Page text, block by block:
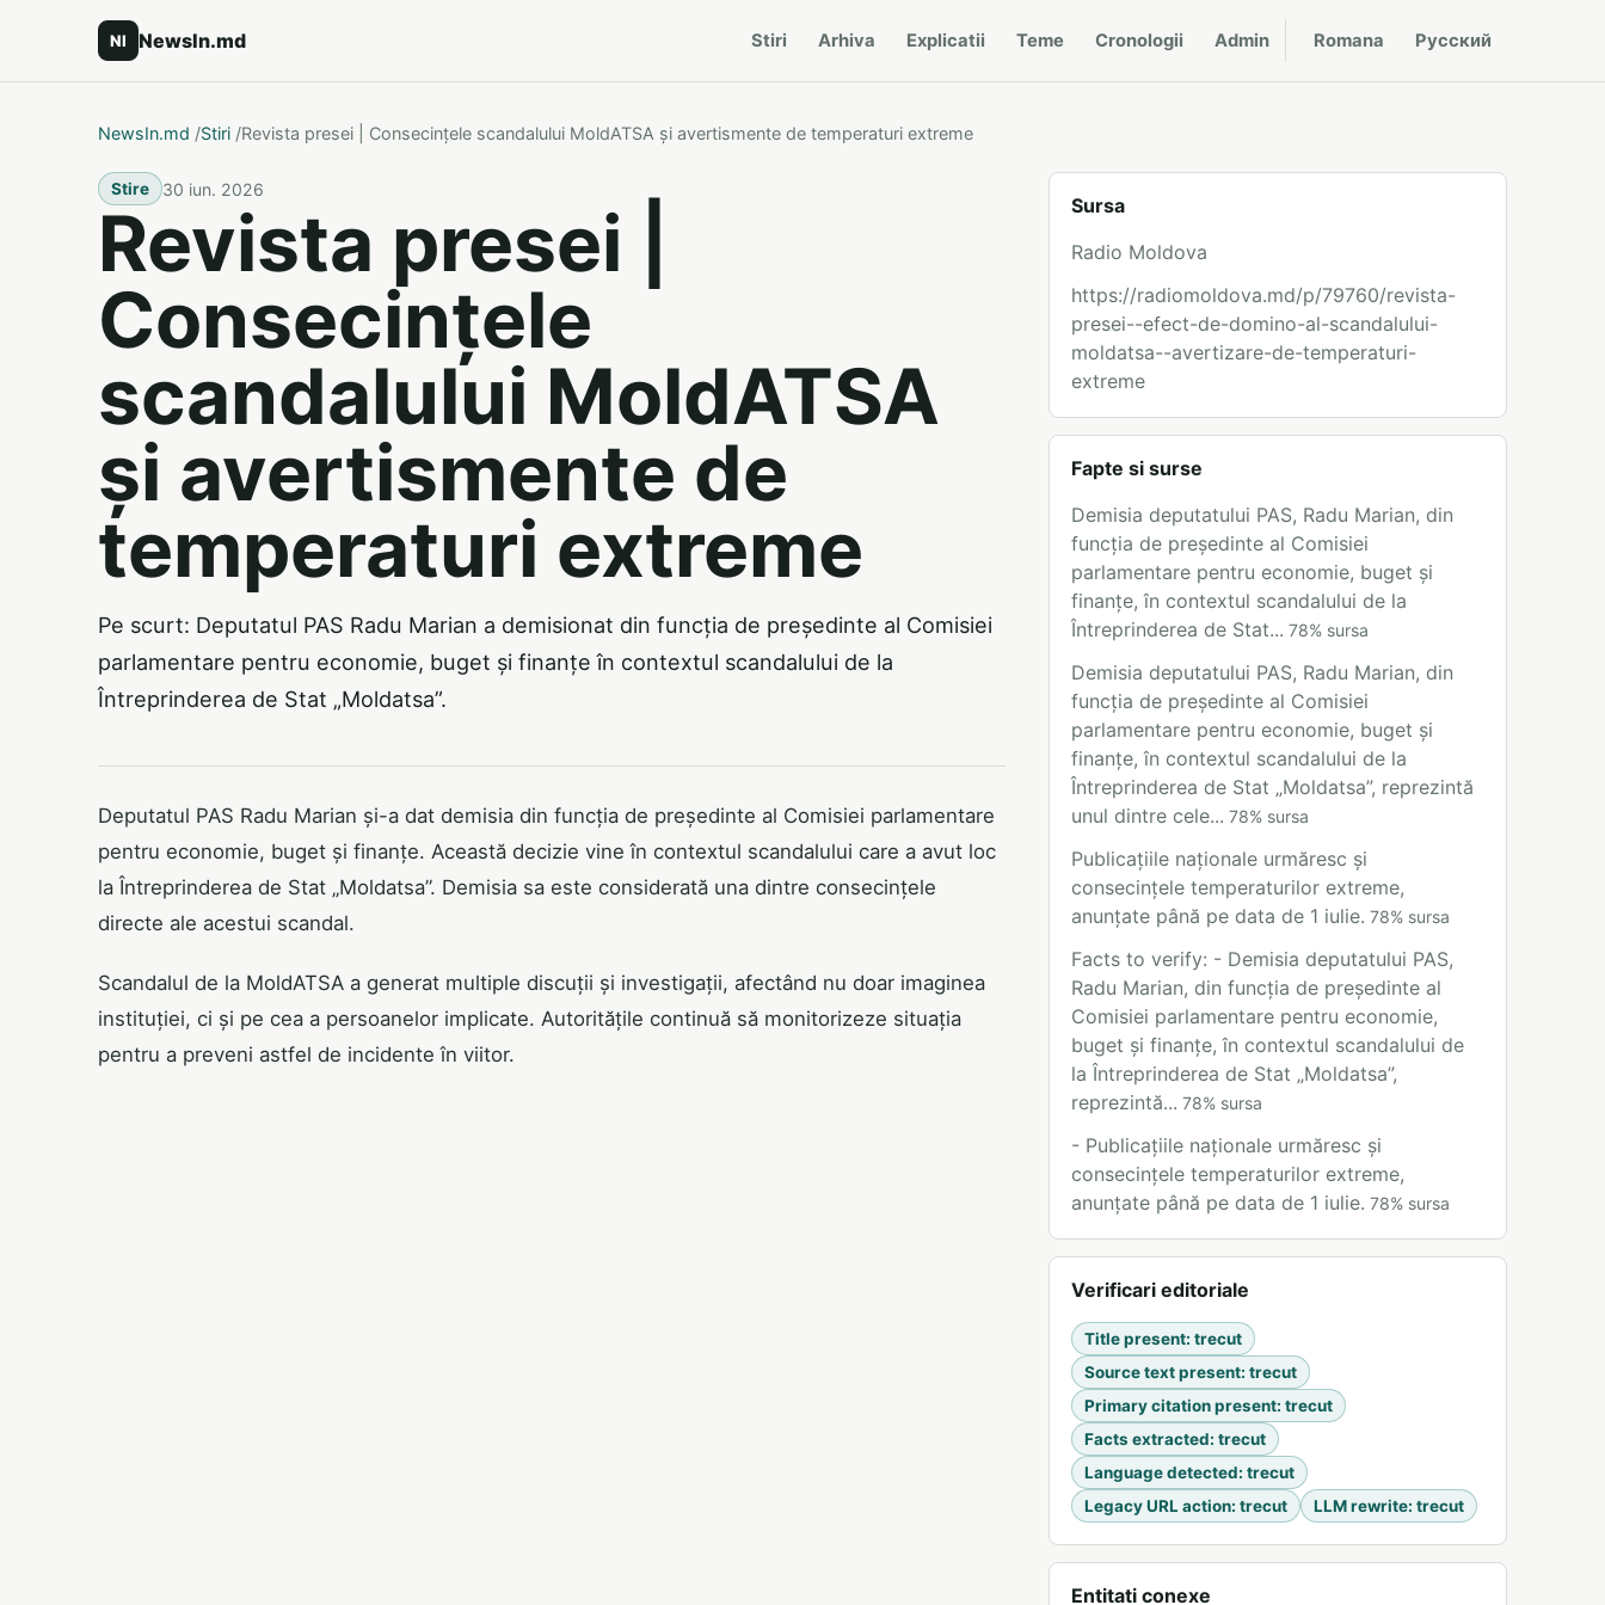
NI NewsIn.md Stiri Arhiva Explicatii Teme Cronologii Admin Romana Русский
NewsIn.md /Stiri /Revista presei | Consecințele scandalului MoldATSA și avertismente de temperaturi extreme
Stire 30 iun. 2026
Revista presei |
Consecințele
scandalului MoldATSA
și avertismente de
temperaturi extreme
Pe scurt: Deputatul PAS Radu Marian a demisionat din funcția de președinte al Comisiei
parlamentare pentru economie, buget și finanțe în contextul scandalului de la
Întreprinderea de Stat „Moldatsa”.
Deputatul PAS Radu Marian și-a dat demisia din funcția de președinte al Comisiei parlamentare
pentru economie, buget și finanțe. Această decizie vine în contextul scandalului care a avut loc
la Întreprinderea de Stat „Moldatsa”. Demisia sa este considerată una dintre consecințele
directe ale acestui scandal.
Scandalul de la MoldATSA a generat multiple discuții și investigații, afectând nu doar imaginea
instituției, ci și pe cea a persoanelor implicate. Autoritățile continuă să monitorizeze situația
pentru a preveni astfel de incidente în viitor.
Sursa
Radio Moldova
https://radiomoldova.md/p/79760/revista-
presei--efect-de-domino-al-scandalului-
moldatsa--avertizare-de-temperaturi-
extreme
Fapte si surse
Demisia deputatului PAS, Radu Marian, din
funcția de președinte al Comisiei
parlamentare pentru economie, buget și
finanțe, în contextul scandalului de la
Întreprinderea de Stat... 78% sursa
Demisia deputatului PAS, Radu Marian, din
funcția de președinte al Comisiei
parlamentare pentru economie, buget și
finanțe, în contextul scandalului de la
Întreprinderea de Stat „Moldatsa”, reprezintă
unul dintre cele... 78% sursa
Publicațiile naționale urmăresc și
consecințele temperaturilor extreme,
anunțate până pe data de 1 iulie. 78% sursa
Facts to verify: - Demisia deputatului PAS,
Radu Marian, din funcția de președinte al
Comisiei parlamentare pentru economie,
buget și finanțe, în contextul scandalului de
la Întreprinderea de Stat „Moldatsa”,
reprezintă... 78% sursa
- Publicațiile naționale urmăresc și
consecințele temperaturilor extreme,
anunțate până pe data de 1 iulie. 78% sursa
Verificari editoriale
Title present: trecut
Source text present: trecut
Primary citation present: trecut
Facts extracted: trecut
Language detected: trecut
Legacy URL action: trecut LLM rewrite: trecut
Entitati conexe